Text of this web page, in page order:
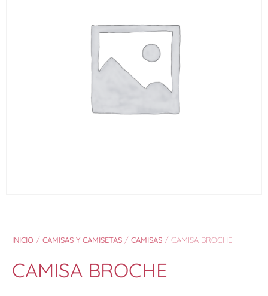
INICIO / CAMISAS Y CAMISETAS / CAMISAS / CAMISA BROCHE
CAMISA BROCHE